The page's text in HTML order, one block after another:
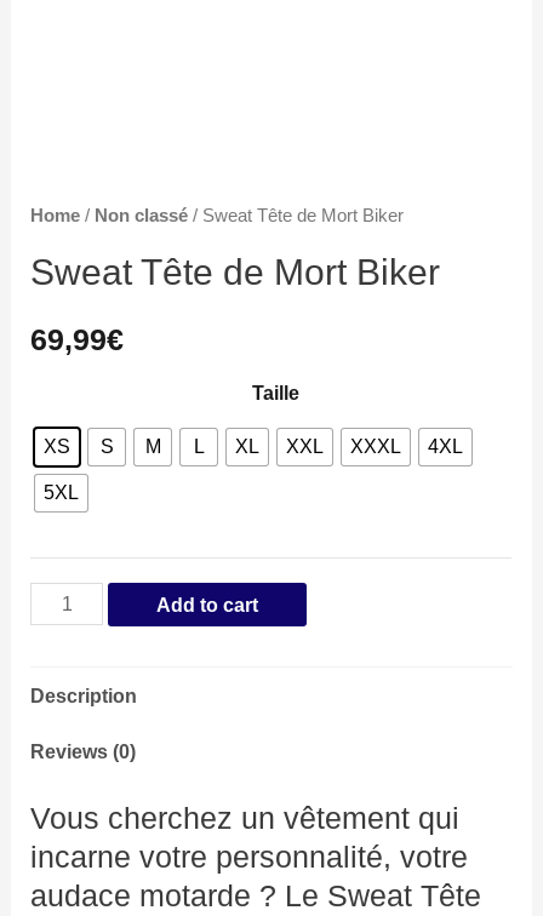
Home / Non classé / Sweat Tête de Mort Biker
Sweat Tête de Mort Biker
69,99€
Taille
XS S M L XL XXL XXXL 4XL
5XL
Sweat
Mort
Biker
Add to cart
Description
Reviews (0)
Vous cherchez un vêtement qui
incarne votre personnalité, votre
audace motarde ? Le Sweat Tête